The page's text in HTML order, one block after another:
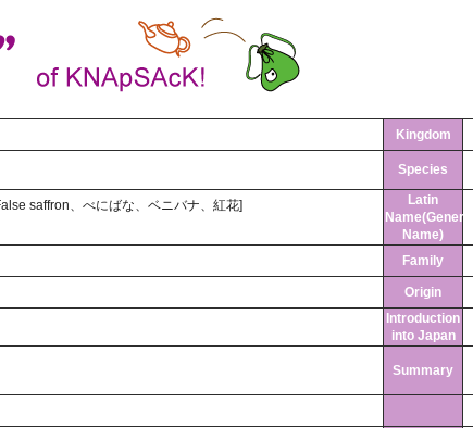
Kingdom
Species
saffron、べにばな、ベニバナ、紅花]
Latin
Name(General
Name)
Family
Origin
Introduction
into Japan
Summary